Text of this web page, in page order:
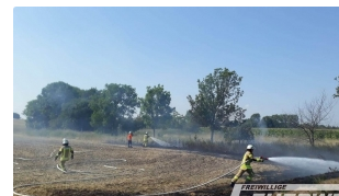
FF Sarstedt | B0 – Flächenbrand
Brandeinsatz,Einsatzabteilung,Einsatzgeschehen,
Sarstedt